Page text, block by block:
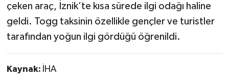
çeken araç, İznik’te kısa sürede ilgi odağı haline
geldi. Togg taksinin özellikle gençler ve turistler
tarafından yoğun ilgi gördüğü öğrenildi.
Kaynak: İHA